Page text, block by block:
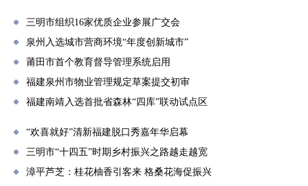
三明市组织16家优质企业参展广交会
泉州入选城市营商环境“年度创新城市”
莆田市首个教育督导管理系统启用
福建泉州市物业管理规定草案提交初审
福建南靖入选首批省森林“四库”联动试点区
“欢喜就好”清新福建脱口秀嘉年华启幕
三明市“十四五”时期乡村振兴之路越走越宽
漳平芦芝：桂花柚香引客来 格桑花海促振兴